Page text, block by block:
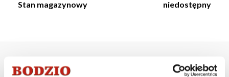
Stan magazynowy niedostępny
Opis produktu